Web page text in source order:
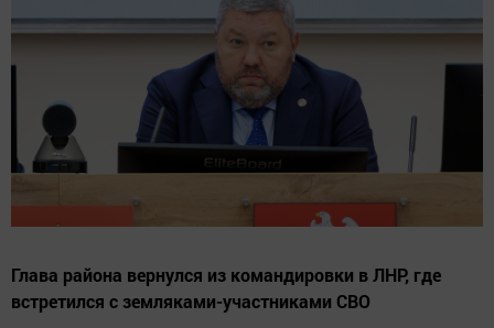
Глава района вернулся из командировки в ЛНР, где
встретился с земляками-участниками СВО